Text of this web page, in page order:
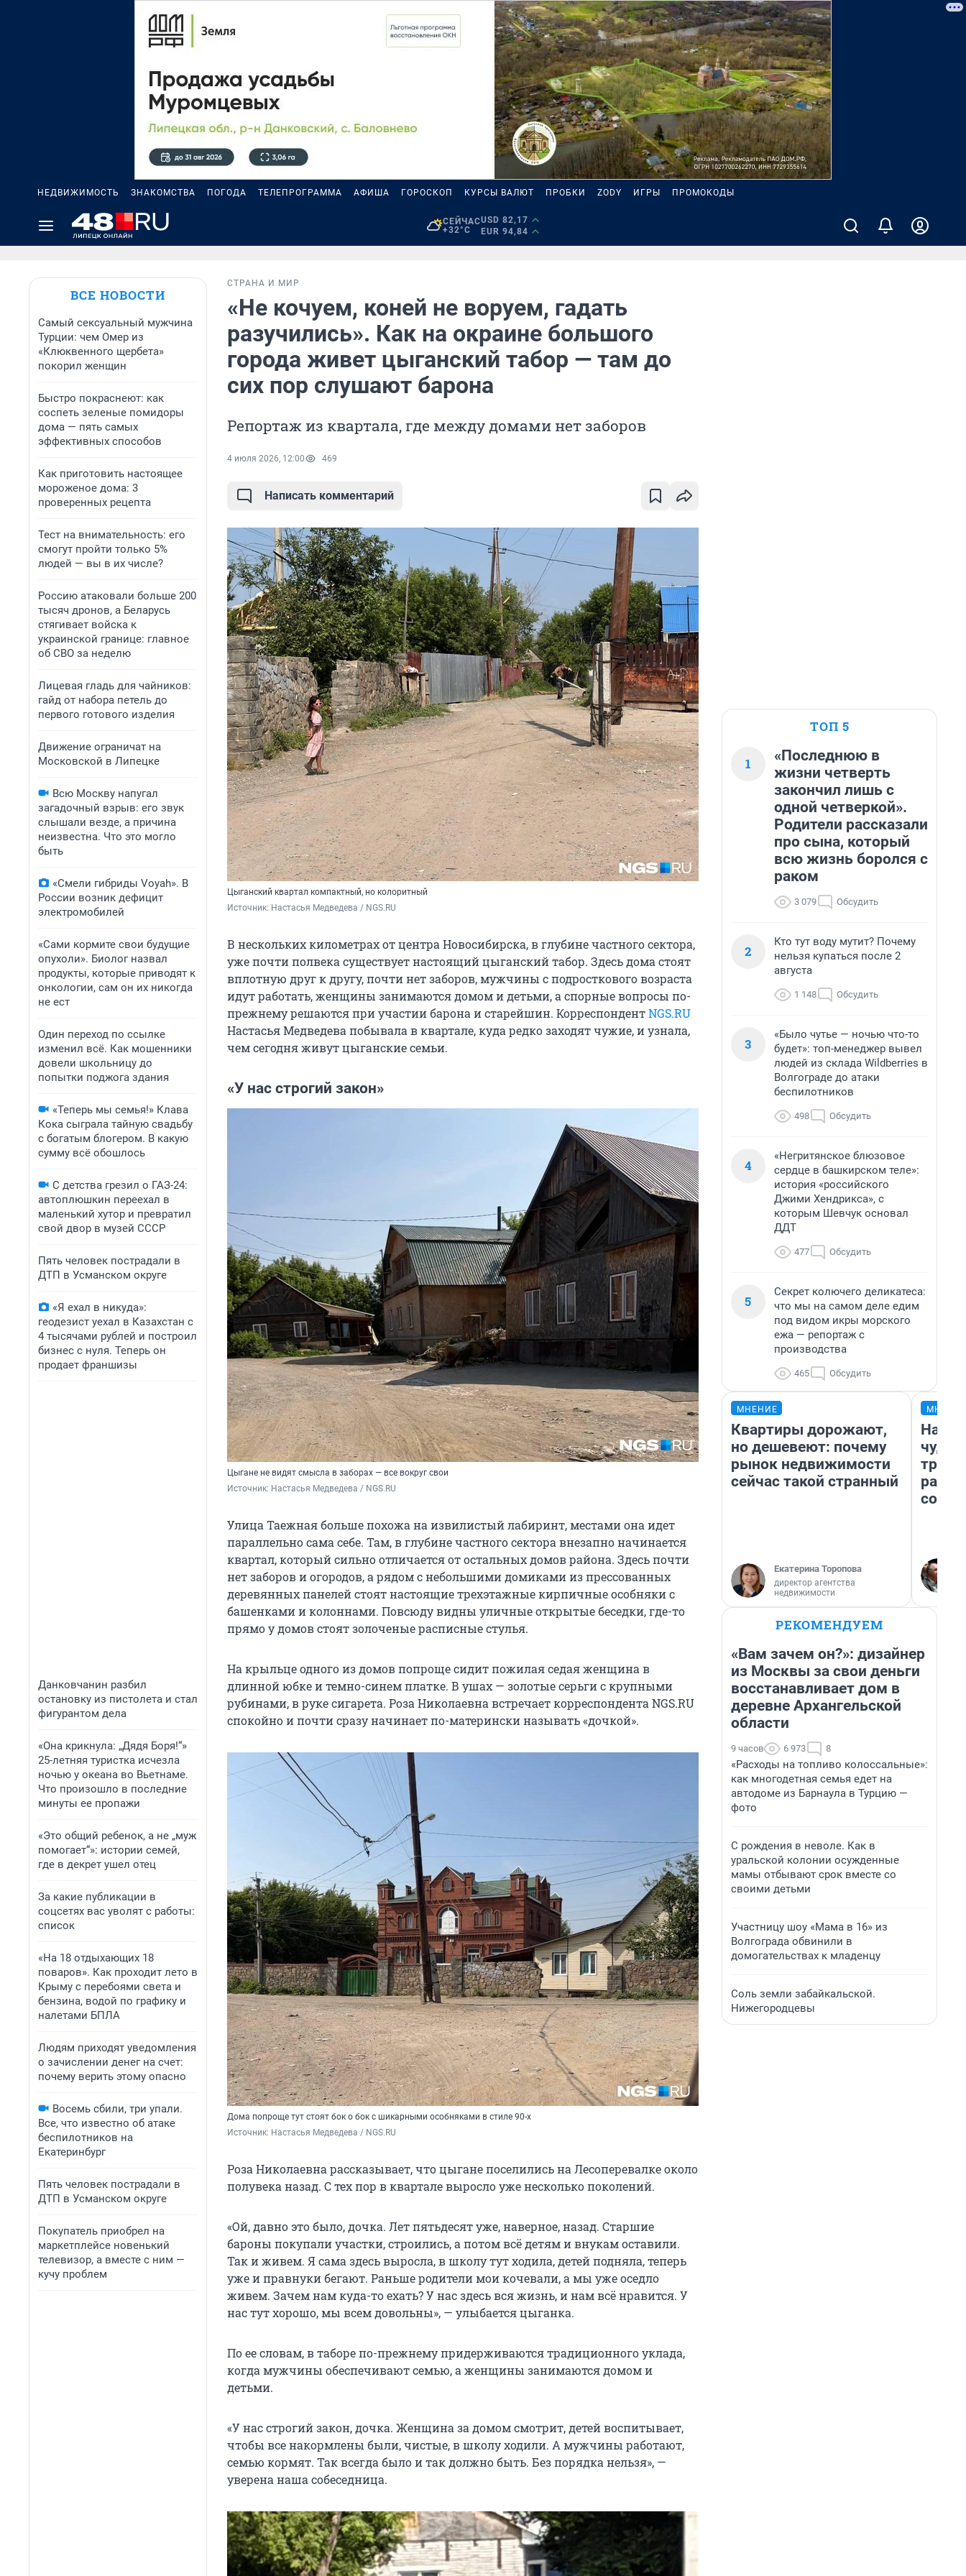
НЕДВИЖИМОСТЬ ЗНАКОМСТВА ПОГОДА ТЕЛЕПРОГРАММА АФИША ГОРОСКОП КУРСЫ ВАЛЮТ ПРОБКИ ZODY ИГРЫ ПРОМОКОДЫ
СЕЙЧАС
+32°C
USD 82,17
EUR 94,84
ВСЕ НОВОСТИ
Самый сексуальный мужчина
Турции: чем Омер из
«Клюквенного щербета»
покорил женщин
Быстро покраснеют: как
соспеть зеленые помидоры
дома — пять самых
эффективных способов
Как приготовить настоящее
мороженое дома: 3
проверенных рецепта
Тест на внимательность: его
смогут пройти только 5%
людей — вы в их числе?
Россию атаковали больше 200
тысяч дронов, а Беларусь
стягивает войска к
украинской границе: главное
об СВО за неделю
Лицевая гладь для чайников:
гайд от набора петель до
первого готового изделия
Движение ограничат на
Московской в Липецке
Всю Москву напугал
загадочный взрыв: его звук
слышали везде, а причина
неизвестна. Что это могло
быть
«Смели гибриды Voyah». В
России возник дефицит
электромобилей
«Сами кормите свои будущие
опухоли». Биолог назвал
продукты, которые приводят к
онкологии, сам он их никогда
не ест
Один переход по ссылке
изменил всё. Как мошенники
довели школьницу до
попытки поджога здания
«Теперь мы семья!» Клава
Кока сыграла тайную свадьбу
с богатым блогером. В какую
сумму всё обошлось
С детства грезил о ГАЗ-24:
автоплюшкин переехал в
маленький хутор и превратил
свой двор в музей СССР
Пять человек пострадали в
ДТП в Усманском округе
«Я ехал в никуда»:
геодезист уехал в Казахстан с
4 тысячами рублей и построил
бизнес с нуля. Теперь он
продает франшизы
Данковчанин разбил
остановку из пистолета и стал
фигурантом дела
«Она крикнула: „Дядя Боря!“»
25-летняя туристка исчезла
ночью у океана во Вьетнаме.
Что произошло в последние
минуты ее пропажи
«Это общий ребенок, а не „муж
помогает“»: истории семей,
где в декрет ушел отец
За какие публикации в
соцсетях вас уволят с работы:
список
«На 18 отдыхающих 18
поваров». Как проходит лето в
Крыму с перебоями света и
бензина, водой по графику и
налетами БПЛА
Людям приходят уведомления
о зачислении денег на счет:
почему верить этому опасно
Восемь сбили, три упали.
Все, что известно об атаке
беспилотников на
Екатеринбург
Пять человек пострадали в
ДТП в Усманском округе
Покупатель приобрел на
маркетплейсе новенький
телевизор, а вместе с ним —
кучу проблем
СТРАНА И МИР
«Не кочуем, коней не воруем, гадать
разучились». Как на окраине большого
города живет цыганский табор — там до
сих пор слушают барона
Репортаж из квартала, где между домами нет заборов
4 июля 2026, 12:00 469
Написать комментарий
Цыганский квартал компактный, но колоритный
Источник: Настасья Медведева / NGS.RU
В нескольких километрах от центра Новосибирска, в глубине частного сектора,
уже почти полвека существует настоящий цыганский табор. Здесь дома стоят
вплотную друг к другу, почти нет заборов, мужчины с подросткового возраста
идут работать, женщины занимаются домом и детьми, а спорные вопросы по-
прежнему решаются при участии барона и старейшин. КорреспондентNGS.RU
Настасья Медведева побывала в квартале, куда редко заходят чужие, и узнала,
чем сегодня живут цыганские семьи.
«У нас строгий закон»
Цыгане не видят смысла в заборах — все вокруг свои
Источник: Настасья Медведева / NGS.RU
Улица Таежная больше похожа на извилистый лабиринт, местами она идет
параллельно сама себе. Там, в глубине частного сектора внезапно начинается
квартал, который сильно отличается от остальных домов района. Здесь почти
нет заборов и огородов, а рядом с небольшими домиками из прессованных
деревянных панелей стоят настоящие трехэтажные кирпичные особняки с
башенками и колоннами. Повсюду видны уличные открытые беседки, где-то
прямо у домов стоят золоченые расписные стулья.
На крыльце одного из домов попроще сидит пожилая седая женщина в
длинной юбке и темно-синем платке. В ушах — золотые серьги с крупными
рубинами, в руке сигарета. Роза Николаевна встречает корреспондента NGS.RU
спокойно и почти сразу начинает по-матерински называть «дочкой».
Дома попроще тут стоят бок о бок с шикарными особняками в стиле 90-х
Источник: Настасья Медведева / NGS.RU
Роза Николаевна рассказывает, что цыгане поселились на Лесоперевалке около
полувека назад. С тех пор в квартале выросло уже несколько поколений.
«Ой, давно это было, дочка. Лет пятьдесят уже, наверное, назад. Старшие
бароны покупали участки, строились, а потом всё детям и внукам оставили.
Так и живем. Я сама здесь выросла, в школу тут ходила, детей подняла, теперь
уже и правнуки бегают. Раньше родители мои кочевали, а мы уже оседло
живем. Зачем нам куда-то ехать? У нас здесь вся жизнь, и нам всё нравится. У
нас тут хорошо, мы всем довольны», — улыбается цыганка.
По ее словам, в таборе по-прежнему придерживаются традиционного уклада,
когда мужчины обеспечивают семью, а женщины занимаются домом и
детьми.
«У нас строгий закон, дочка. Женщина за домом смотрит, детей воспитывает,
чтобы все накормлены были, чистые, в школу ходили. А мужчины работают,
семью кормят. Так всегда было и так должно быть. Без порядка нельзя», —
уверена наша собеседница.
ТОП 5
1
«Последнюю в
жизни четверть
закончил лишь с
одной четверкой».
Родители рассказали
про сына, который
всю жизнь боролся с
раком
3 079 Обсудить
2
Кто тут воду мутит? Почему
нельзя купаться после 2
августа
1 148 Обсудить
3
«Было чутье — ночью что-то
будет»: топ-менеджер вывел
людей из склада Wildberries в
Волгограде до атаки
беспилотников
498 Обсудить
4
«Негритянское блюзовое
сердце в башкирском теле»:
история «российского
Джими Хендрикса», с
которым Шевчук основал
ДДТ
477 Обсудить
5
Секрет колючего деликатеса:
что мы на самом деле едим
под видом икры морского
ежа — репортаж с
производства
465 Обсудить
МНЕНИЕ
Квартиры дорожают,
но дешевеют: почему
рынок недвижимости
сейчас такой странный
Екатерина Торопова
директор агентства
недвижимости
РЕКОМЕНДУЕМ
«Вам зачем он?»: дизайнер
из Москвы за свои деньги
восстанавливает дом в
деревне Архангельской
области
9 часов 6 973 8
«Расходы на топливо колоссальные»:
как многодетная семья едет на
автодоме из Барнаула в Турцию —
фото
С рождения в неволе. Как в
уральской колонии осужденные
мамы отбывают срок вместе со
своими детьми
Участницу шоу «Мама в 16» из
Волгограда обвинили в
домогательствах к младенцу
Соль земли забайкальской.
Нижегородцевы